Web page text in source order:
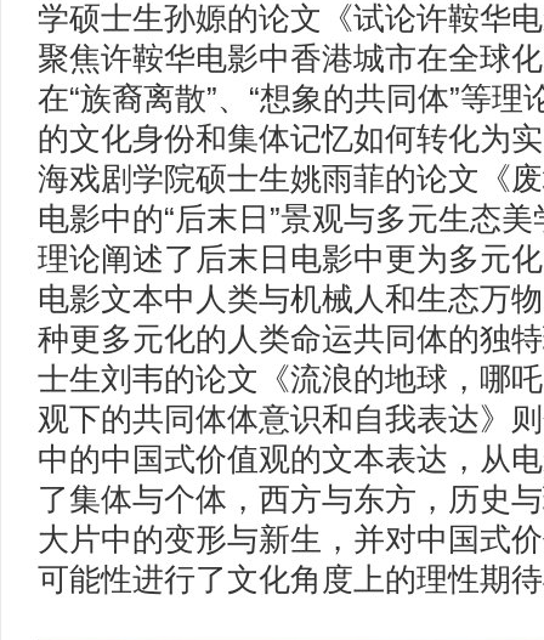
学硕士生孙嫄的论文《试论许鞍华
聚焦许鞍华电影中香港城市在全球
在“族裔离散”、“想象的共同体”等
的文化身份和集体记忆如何转化为
海戏剧学院硕士生姚雨菲的论文《
电影中的“后末日”景观与多元生态
理论阐述了后末日电影中更为多元
电影文本中人类与机械人和生态万
种更多元化的人类命运共同体的独
士生刘韦的论文《流浪的地球，哪
观下的共同体体意识和自我表达》
中的中国式价值观的文本表达，从
了集体与个体，西方与东方，历史
大片中的变形与新生，并对中国式
可能性进行了文化角度上的理性期